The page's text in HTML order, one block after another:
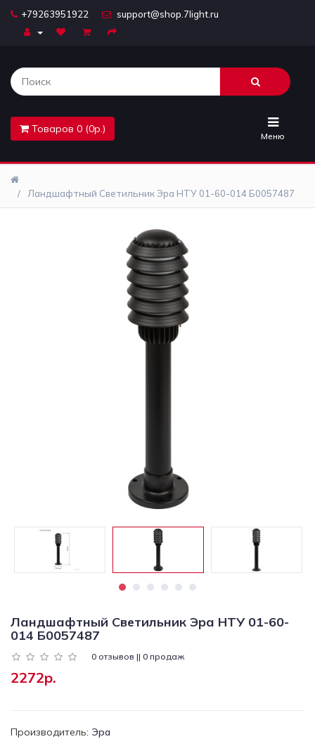
+79263951922 support@shop.7light.ru
Товаров 0 (0р.)
Меню
Комплектующие
Лайтбоксы
Люстры
светильники
Ландшафтный Светильник Эра НТУ 01-60-014 Б0057487
Ландшафтный Светильник Эра НТУ 01-60-
014 Б0057487
0 отзывов || 0 продаж
2272р.
Производитель: Эра